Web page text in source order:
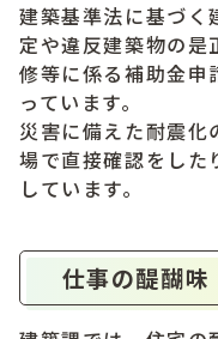
建築基準法に基づく
定や違反建築物の是
修等に係る補助金申
っています。
災害に備えた耐震化
場で直接確認をした
しています。
仕事の醍醐味